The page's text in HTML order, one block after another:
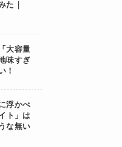
た｜
大容量
味すぎ
！
浮かべ
ト」は
な無い